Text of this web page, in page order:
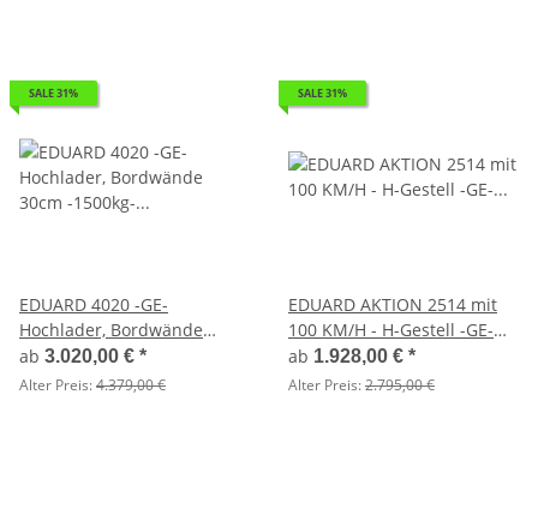
SALE 31%
EDUARD 4020 -GE-
Hochlader, Bordwände
30cm -1500kg- Lfh: 56cm
-195/55R10
ab 3.020,00 € *
Alter Preis:4.379,00 €
SALE 31%
EDUARD AKTION 2514 mit
100 KM/H - H-Gestell -GE-
Hochlader, Bordwände
30cm -1350kg- Lfh: 56cm
ab 1.928,00 € *
Alter Preis:2.795,00 €